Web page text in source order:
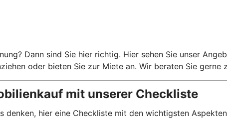
Dann sind Sie hier richtig. Hier sehen Sie unser
oder bieten Sie zur Miete an. Wir beraten Sie gerne
mit unserer Checkliste
denken, hier eine Checkliste mit den wichtigsten